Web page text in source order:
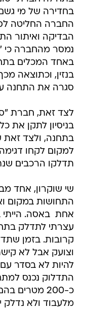
בחדירה של מי
החברה החליטה
הבדיקה ואיתור
נמסר מהחברה כי
באחד המכלים
בנזין, וכתוצאה
סגרה את התחנה
לצד זאת, חברת
בניסיון לתקן את
בתחנה, ולצד זאת
למקום לקחו
תדלקו הרכבים
שי שוקרון, אחד
התחושות במקום
אחת  באסה.
עצרתי לתדלק
קרובות. בזמן
וצועק אבל לא
להיות לא בסדר
כ-200
מלעבוד ולא